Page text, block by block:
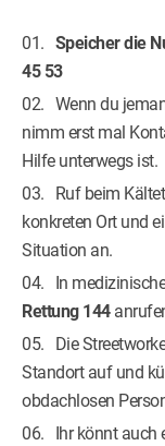
Speicher die
45 53
Wenn du
nimm erst mal
Hilfe unterwegs ist.
Ruf beim
konkreten Ort und
Situation an.
In
Rettung 144
Die
Standort auf und
obdachlosen
Ihr könnt auch